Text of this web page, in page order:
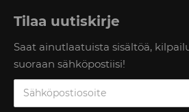
Tilaa uutiskirje
Saat ainutlaatuista sisältöä,
suoraan sähköpostiisi!